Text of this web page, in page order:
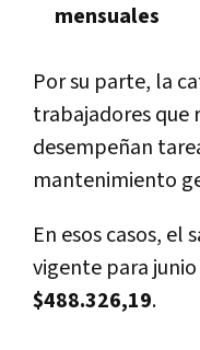
mensuales
Por su parte, la
trabajadores que
desempeñan
mantenimiento
En esos casos, el
vigente para
$488.326,19.